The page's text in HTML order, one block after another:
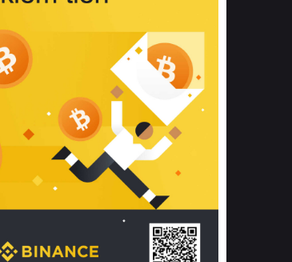
tế còn giúp ngăn ngừa tình trạng kích
khuẩn và nấm mốc trong điều kiện
thời tiết nóng ẩm. Bạn có thể tìm hiểu
thêm các nghiên cứu khoa học về tác
động của giấc ngủ và môi trường
phòng ngủ đối với sức khỏe con
người tại Sleep Foundation (External
Link) để có cái nhìn toàn diện hơn.
2. Các tiêu chí vàng khi lựa chọn
chăn ga gối đệm cao cấp cho phòng
ngủ
Để sở hữu một bộ chăn ga gối đệm
cao cấp hoàn hảo cả về thẩm mỹ lẫn
công năng, người tiêu dùng cần cân
nhắc kỹ lưỡng các tiêu chí quan trọng